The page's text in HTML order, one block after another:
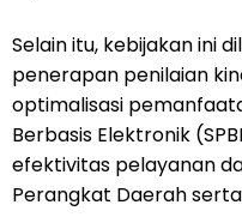
Selain itu, kebijakan ini
penerapan penilaian
optimalisasi
Berbasis Elektronik
efektivitas pelayanan
Perangkat Daerah serta